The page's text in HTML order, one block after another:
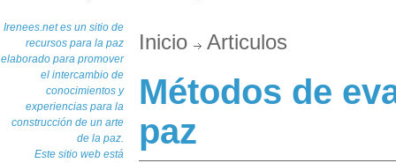
Irenees.net es un sitio de
recursos para la paz
elaborado para promover
el intercambio de
conocimientos y
experiencias para la
construcción de un arte
de la paz.
Este sitio web está
Inicio Articulos
Métodos de
paz